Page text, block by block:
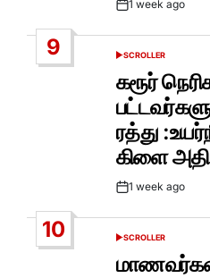
Post1 week ago
9
POSTED
SCROLLER
கரூர்
ரத்து
கிளை
Post1 week ago
10
POSTED
SCROLLER